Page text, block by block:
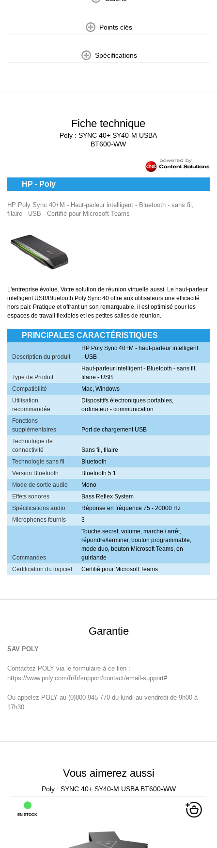
Points clés
Spécifications
Fiche technique
Poly : SYNC 40+ SY40-M USBA
BT600-WW
HP - Poly
HP Poly Sync 40+M - Haut-parleur intelligent - Bluetooth - sans fil,
filaire - USB - Certifié pour Microsoft Teams
L'entreprise évolue. Votre solution de réunion virtuelle aussi. Le haut-parleur
intelligent USB/Bluetooth Poly Sync 40 offre aux utilisateurs une efficacité
hors pair. Pratique et offrant un son remarquable, il est optimisé pour les
espaces de travail flexibles et les petites salles de réunion.
PRINCIPALES CARACTÉRISTIQUES
Description du produit
HP Poly Sync 40+M - haut-parleur intelligent
- USB
Type de Produit
Haut-parleur intelligent - Bluetooth - sans fil,
filaire - USB
Compatibilité
Mac, Windows
Utilisation
recommandée
Dispositifs électroniques portables,
ordinateur - communication
Fonctions
supplémentaires
Port de chargement USB
Technologie de
connectivité
Sans fil, filaire
Technologie sans fil
Bluetooth
Version Bluetooth
Bluetooth 5.1
Mode de sortie audio
Mono
Effets sonores
Bass Reflex System
Spécifications audio
Réponse en fréquence 75 - 20000 Hz
Microphones fournis
3
Commandes
Touche secret, volume, marche / arrêt,
répondre/terminer, bouton programmable,
mode duo, bouton Microsoft Teams, en
guirlande
Certification du logiciel
Certifié pour Microsoft Teams
Garantie
SAV POLY
Contactez POLY via le formulaire à ce lien :
https://www.poly.com/fr/fr/support/contact/email-support#
Ou appelez POLY au (0)800 945 770 du lundi au vendredi de 9h00 à
17h30.
Vous aimerez aussi
Poly : SYNC 40+ SY40-M USBA BT600-WW
EN STOCK